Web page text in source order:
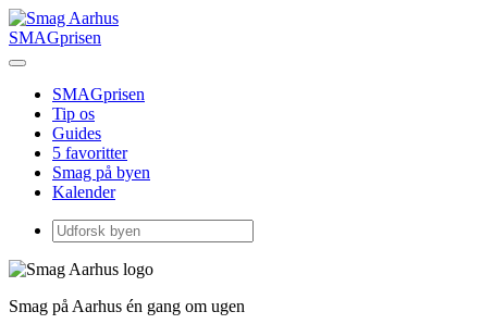
SMAGprisen
SMAGprisen
Tip os
Guides
5 favoritter
Smag på byen
Kalender
Smag på Aarhus én gang om ugen